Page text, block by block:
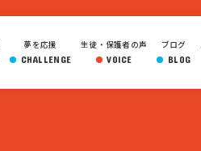
夢を応援
CHALLENGE
生徒・保護者の声
VOICE
ブログ
BLOG